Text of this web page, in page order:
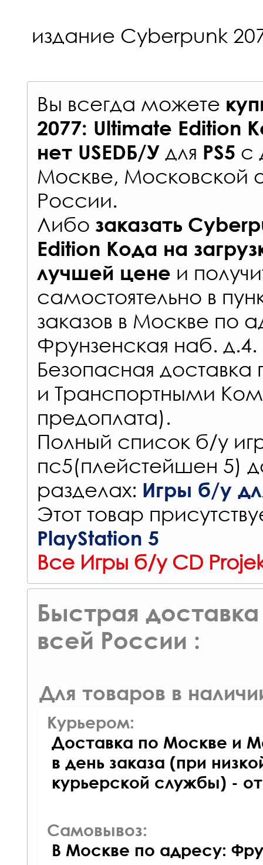
издание Cyberpunk
Вы всегда можете
2077: Ultimate Edition
нет USEDБ/У для PS5 с
Москве, Московской
России.
Либо заказать
Edition Кода на
лучшей цене и
самостоятельно в
заказов в Москве по
Фрунзенская наб. д.4.
Безопасная
и Транспортными
предоплата).
Полный список б/у
пс5(плейстейшен 5)
разделах: Игры б/у
Этот товар
PlayStation 5
Все Игры б/у CD
Быстрая доставка
всей России :
Для товаров в
Курьером:
Доставка по Москве и
в день заказа (при
курьерской службы) -
Самовывоз:
В Москве по адресу: